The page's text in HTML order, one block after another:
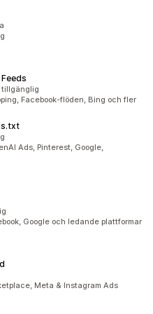
tillgänglig
Facebook-flöden, Bing och fler
Ads, Pinterest, Google,
Google och ledande plattformar
Meta & Instagram Ads